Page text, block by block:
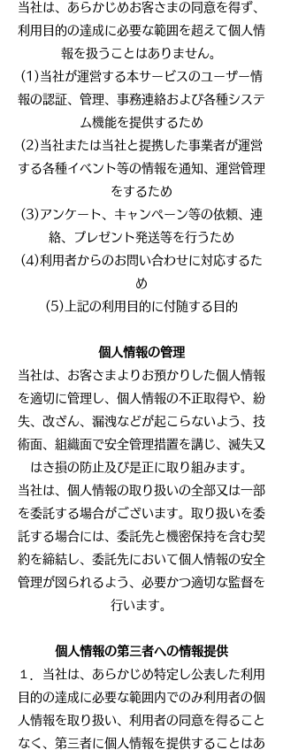
当社は、あらかじめお客さまの同意を得ず、
利用目的の達成に必要な範囲を超えて個人情
報を扱うことはありません。
(1)当社が運営する本サービスのユーザー情
報の認証、管理、事務連絡および各種システ
ム機能を提供するため
(2)当社または当社と提携した事業者が運営
する各種イベント等の情報を通知、運営管理
をするため
(3)アンケート、キャンペーン等の依頼、連
絡、プレゼント発送等を行うため
(4)利用者からのお問い合わせに対応するた
め
(5)上記の利用目的に付随する目的
個人情報の管理
当社は、お客さまよりお預かりした個人情報
を適切に管理し、個人情報の不正取得や、紛
失、改ざん、漏洩などが起こらないよう、技
術面、組織面で安全管理措置を講じ、滅失又
はき損の防止及び是正に取り組みます。
当社は、個人情報の取り扱いの全部又は一部
を委託する場合がございます。取り扱いを委
託する場合には、委託先と機密保持を含む契
約を締結し、委託先において個人情報の安全
管理が図られるよう、必要かつ適切な監督を
行います。
個人情報の第三者への情報提供
１．当社は、あらかじめ特定し公表した利用
目的の達成に必要な範囲内でのみ利用者の個
人情報を取り扱い、利用者の同意を得ること
なく、第三者に個人情報を提供することはあ